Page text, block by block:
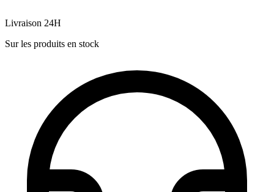
Livraison 24H
Sur les produits en stock